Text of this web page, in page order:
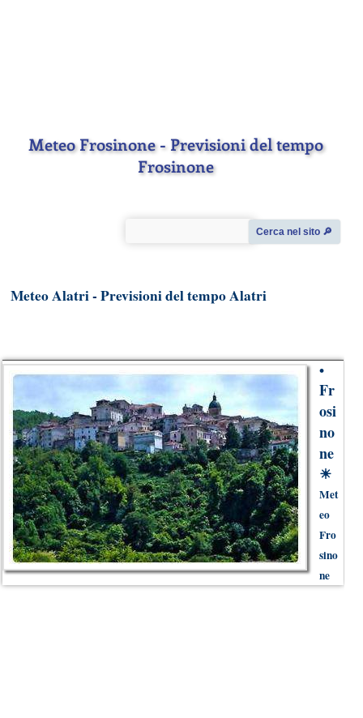
Meteo Frosinone - Previsioni del tempo
Frosinone
Cerca nel sito 🔎︎
Meteo Alatri - Previsioni del tempo Alatri
•
Fr
osi
no
ne
☀
Met
eo
Fro
sino
ne